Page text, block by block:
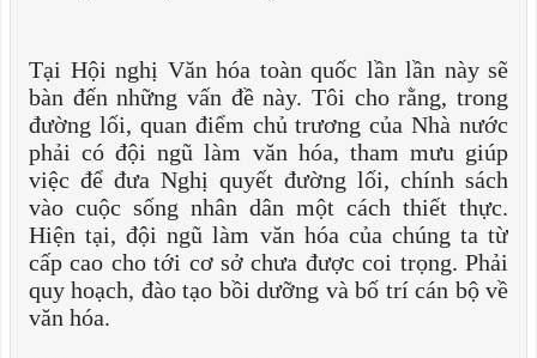
Tại Hội nghị Văn hóa toàn quốc lần lần này sẽ
bàn đến những vấn đề này. Tôi cho rằng, trong
đường lối, quan điểm chủ trương của Nhà nước
phải có đội ngũ làm văn hóa, tham mưu giúp
việc để đưa Nghị quyết đường lối, chính sách
vào cuộc sống nhân dân một cách thiết thực.
Hiện tại, đội ngũ làm văn hóa của chúng ta từ
cấp cao cho tới cơ sở chưa được coi trọng. Phải
quy hoạch, đào tạo bồi dưỡng và bố trí cán bộ về
văn hóa.